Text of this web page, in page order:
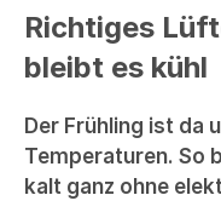
Richtiges
bleibt es kühl
Der Frühling ist da
Temperaturen. So
kalt ganz ohne